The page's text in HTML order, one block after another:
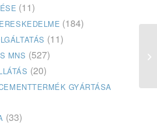
(11)
(184)
(11)
MNS (527)
(20)
GYÁRTÁSA
(33)